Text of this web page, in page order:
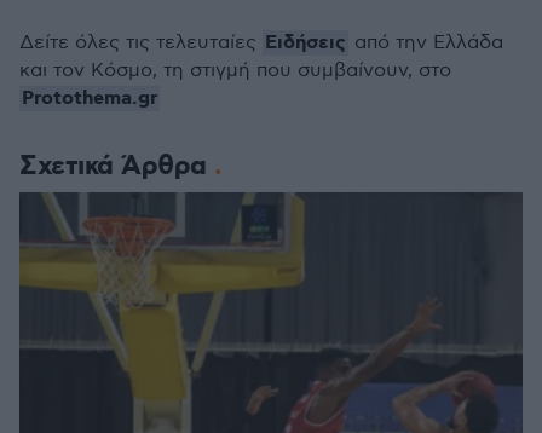
Σχετικά Άρθρα
Δείτε όλες τις τελευταίες Ειδήσεις από την Ελλάδα
και τον Κόσμο, τη στιγμή που συμβαίνουν, στο
Protothema.gr